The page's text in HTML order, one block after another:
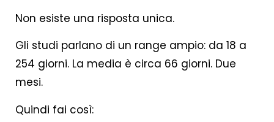
Non esiste una risposta unica.
Gli studi parlano di un range ampio: da 18 a
254 giorni. La media è circa 66 giorni. Due
mesi.
Quindi fai così: